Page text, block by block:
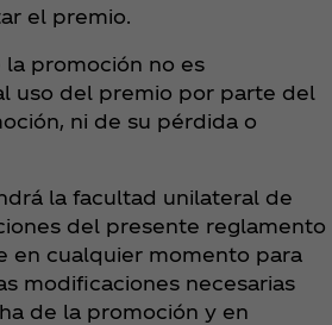
el premio.
la promoción no es
uso del premio por parte del
ni de su pérdida o
la facultad unilateral de
del presente reglamento
en cualquier momento para
modificaciones necesarias
de la promoción y en